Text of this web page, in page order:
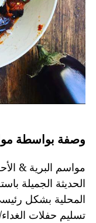
وصفة بواسطة
مواسم البرية &
الحديثة الجميلة
المحلية بشكل
تسليم حفلات